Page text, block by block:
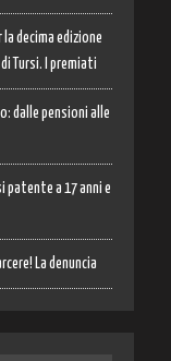
decima edizione
Tursi. I premiati
dalle pensioni alle
patente a 17 anni e
La denuncia